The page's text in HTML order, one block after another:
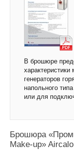
В брошюре
генераторов
напольного
или для
Брошюра
Make-up» Aircalo